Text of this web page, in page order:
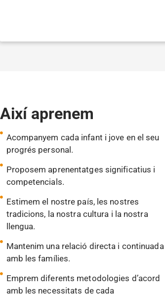
Així aprenem
Acompanyem cada infant i jove en el seu
progrés personal.
Proposem aprenentatges significatius i
competencials.
Estimem el nostre país, les nostres
tradicions, la nostra cultura i la nostra
llengua.
Mantenim una relació directa i continuada
amb les famílies.
Emprem diferents metodologies d’acord
amb les necessitats de cada